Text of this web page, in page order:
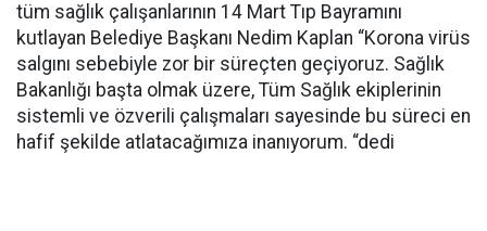
tüm sağlık çalışanlarının 14 Mart Tıp Bayramını
kutlayan Belediye Başkanı Nedim Kaplan “Korona virüs
salgını sebebiyle zor bir süreçten geçiyoruz. Sağlık
Bakanlığı başta olmak üzere, Tüm Sağlık ekiplerinin
sistemli ve özverili çalışmaları sayesinde bu süreci en
hafif şekilde atlatacağımıza inanıyorum. “dedi